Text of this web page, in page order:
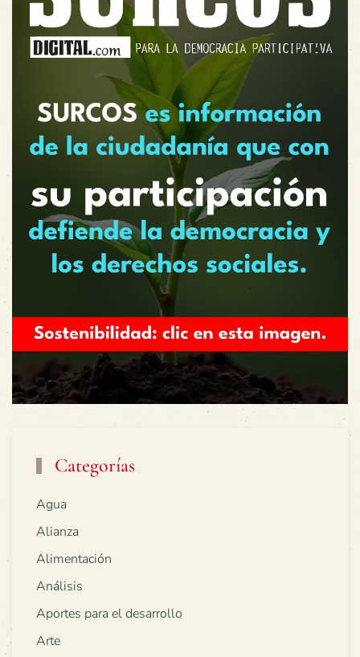
Categorías
Agua
Alianza
Alimentación
Análisis
Aportes para el desarrollo
Arte